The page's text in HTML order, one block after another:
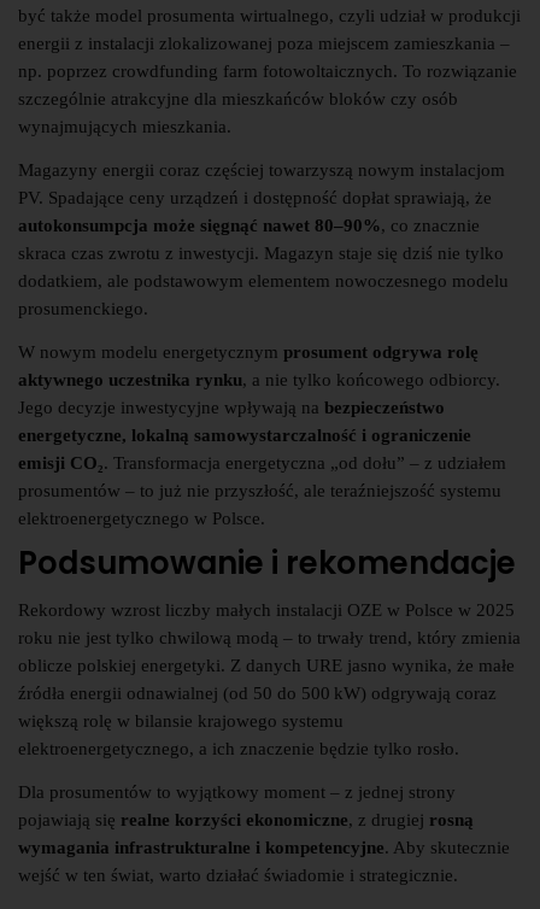
być także model prosumenta wirtualnego, czyli udział w produkcji
energii z instalacji zlokalizowanej poza miejscem zamieszkania –
np. poprzez crowdfunding farm fotowoltaicznych. To rozwiązanie
szczególnie atrakcyjne dla mieszkańców bloków czy osób
wynajmujących mieszkania.
Magazyny energii coraz częściej towarzyszą nowym instalacjom
PV. Spadające ceny urządzeń i dostępność dopłat sprawiają, że
autokonsumpcja może sięgnąć nawet 80–90%, co znacznie
skraca czas zwrotu z inwestycji. Magazyn staje się dziś nie tylko
dodatkiem, ale podstawowym elementem nowoczesnego modelu
prosumenckiego.
W nowym modelu energetycznym prosument odgrywa rolę
aktywnego uczestnika rynku, a nie tylko końcowego odbiorcy.
Jego decyzje inwestycyjne wpływają na bezpieczeństwo
energetyczne, lokalną samowystarczalność i ograniczenie
emisji CO₂. Transformacja energetyczna „od dołu” – z udziałem
prosumentów – to już nie przyszłość, ale teraźniejszość systemu
elektroenergetycznego w Polsce.
Podsumowanie i rekomendacje
Rekordowy wzrost liczby małych instalacji OZE w Polsce w 2025
roku nie jest tylko chwilową modą – to trwały trend, który zmienia
oblicze polskiej energetyki. Z danych URE jasno wynika, że małe
źródła energii odnawialnej (od 50 do 500 kW) odgrywają coraz
większą rolę w bilansie krajowego systemu
elektroenergetycznego, a ich znaczenie będzie tylko rosło.
Dla prosumentów to wyjątkowy moment – z jednej strony
pojawiają się realne korzyści ekonomiczne, z drugiej rosną
wymagania infrastrukturalne i kompetencyjne. Aby skutecznie
wejść w ten świat, warto działać świadomie i strategicznie.